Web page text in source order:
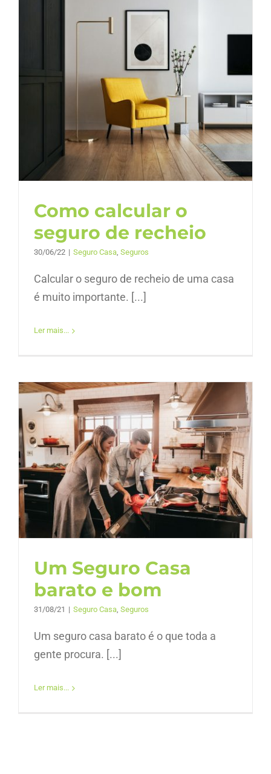
Como calcular o
seguro de recheio
30/06/22 | Seguro Casa, Seguros
Calcular o seguro de recheio de uma casa
é muito importante. [...]
Ler mais...
Um Seguro Casa
barato e bom
31/08/21 | Seguro Casa, Seguros
Um seguro casa barato é o que toda a
gente procura. [...]
Ler mais...